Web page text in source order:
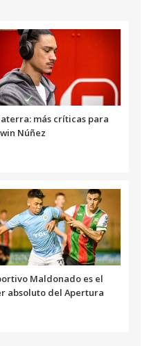
más críticas para
Núñez
Maldonado es el
absoluto del Apertura